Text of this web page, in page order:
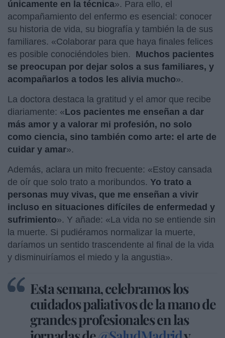
únicamente en la técnica». Para ello, el
acompañamiento del enfermo es esencial: conocer
su historia de vida, su biografía y también la de sus
familiares. «Colaborar para que haya finales felices
es posible conociéndoles bien.
Muchos pacientes
se preocupan por dejar solos a sus familiares, y
acompañarlos a todos les alivia mucho».
La doctora destaca la gratitud y el amor que recibe
diariamente: «Los pacientes me enseñan a dar
más amor y a valorar mi profesión, no solo
como ciencia, sino también como arte: el arte de
cuidar y amar».
Además, aclara un mito frecuente: «Estoy cansada
de oír que solo trato a moribundos. Yo trato a
personas muy vivas, que me enseñan a vivir
incluso en situaciones difíciles de enfermedad y
sufrimiento». Y añade: «La vida no se entiende sin
la muerte. Si pudiéramos normalizar la muerte,
daríamos un sentido trascendente al final de la vida
y disminuiríamos el miedo y la angustia».
Esta semana, celebramos los
cuidados paliativos de la mano de
grandes profesionales en las